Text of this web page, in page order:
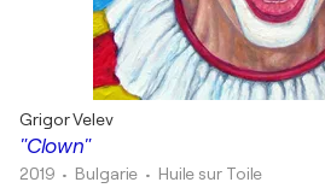
"Clown"
Grigor Velev
2019 • Bulgarie • Huile sur Toile